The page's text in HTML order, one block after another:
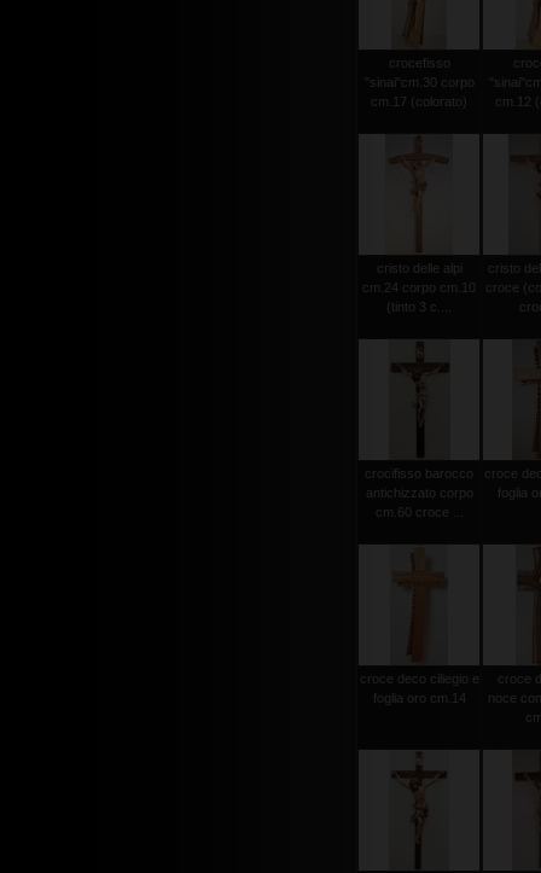
crocefisso
"sinai"cm.30 corpo
cm.17 (colorato)
cm.12
cristo delle alpi
cm.24 corpo cm.10
(tinto 3 c....
cristo
croce
crocifisso barocco
antichizzato corpo
cm.60 croce ...
croce
foglia
croce deco ciliegio e
foglia oro cm.14
croce
noce